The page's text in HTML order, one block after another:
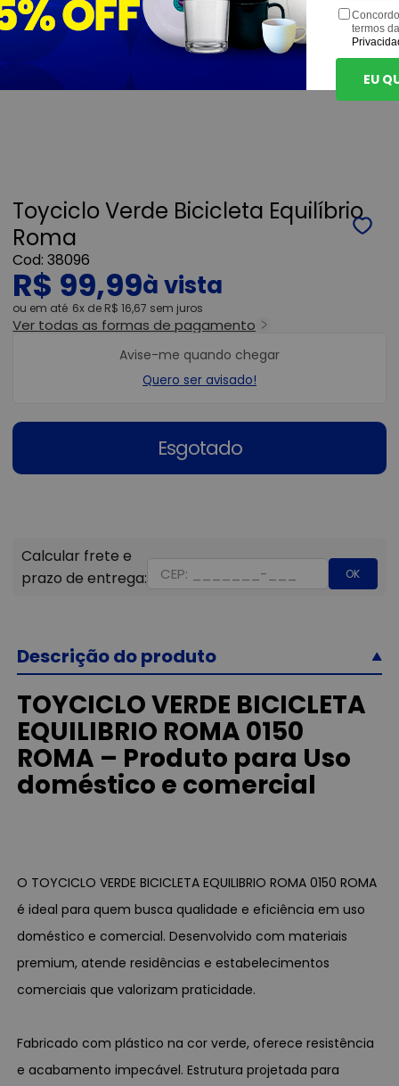
Toyciclo Verde Bicicleta Equilíbrio
Roma
38096
R$ 99,99
ou 6x de R$ 16,67 sem juros
Ver todas as formas de pagamento
Esgotado
Avise-me quando chegar
Quero ser avisado!
OK
Descrição do produto
TOYCICLO VERDE BICICLETA
EQUILIBRIO ROMA 0150
ROMA – Produto para Uso
doméstico e comercial
O TOYCICLO VERDE BICICLETA EQUILIBRIO ROMA 0150 ROMA
é ideal para quem busca qualidade e eficiência em uso
doméstico e comercial. Desenvolvido com materiais
premium, atende residências e estabelecimentos
comerciais que valorizam praticidade.
Fabricado com plástico na cor verde, oferece resistência
e acabamento impecável. Estrutura projetada para
termos
EU